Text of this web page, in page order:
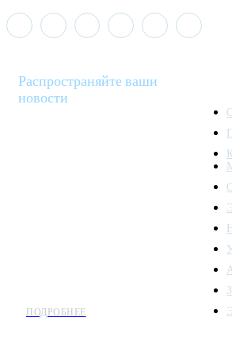
Распространяйте ваши
новости
ПОДРОБНЕЕ